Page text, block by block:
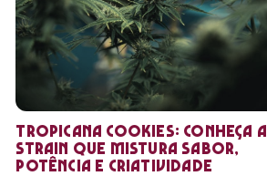
Tropicana Cookies: conheça a
strain que mistura sabor,
potência e criatividade